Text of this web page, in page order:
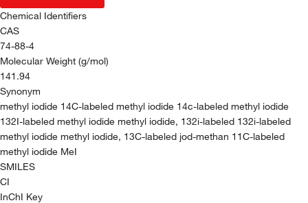
Chemical Identifiers
CAS
74-88-4
Molecular Weight (g/mol)
141.94
Synonym
methyl iodide 14C-labeled methyl iodide 14c-labeled methyl iodide
132I-labeled methyl iodide methyl iodide, 132i-labeled 132i-labeled
methyl iodide methyl iodide, 13C-labeled jod-methan 11C-labeled
methyl iodide MeI
SMILES
CI
InChI Key